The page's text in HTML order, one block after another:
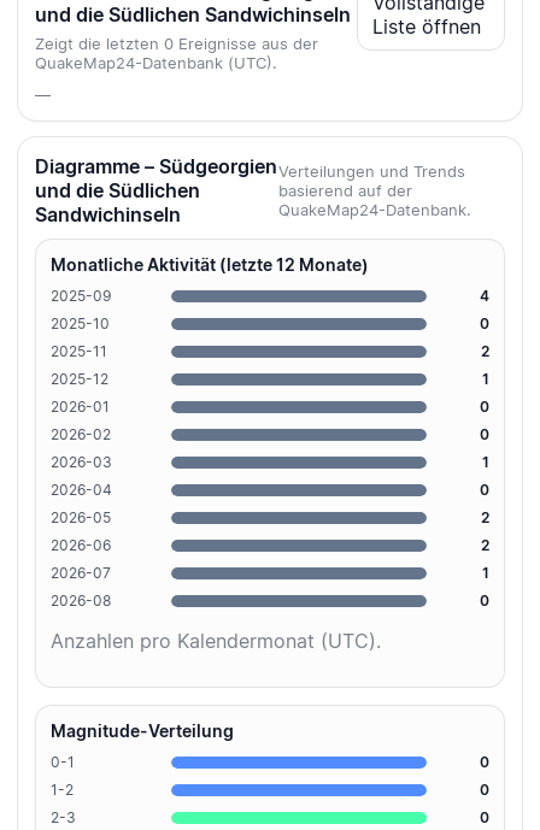
und die Südlichen Sandwichinseln
Zeigt die letzten 0 Ereignisse aus der
QuakeMap24-Datenbank (UTC).
Liste öffnen
—
Diagramme – Südgeorgien
und die Südlichen
Sandwichinseln
Verteilungen und Trends
basierend auf der
QuakeMap24-Datenbank.
Monatliche Aktivität (letzte 12 Monate)
2025-09
4
2025-10
0
2025-11
2
2025-12
1
2026-01
0
2026-02
0
2026-03
1
2026-04
0
2026-05
2
2026-06
2
2026-07
1
2026-08
0
Anzahlen pro Kalendermonat (UTC).
Magnitude-Verteilung
0-1
0
1-2
0
2-3
0